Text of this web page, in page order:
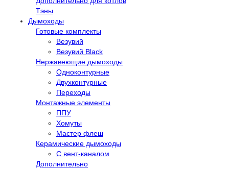
Тэны
Дымоходы
Готовые комплекты
Везувий
Везувий Black
Нержавеющие дымоходы
Одноконтурные
Двухконтурные
Переходы
Монтажные элементы
ППУ
Хомуты
Мастер флеш
Керамические дымоходы
С вент-каналом
Дополнительно